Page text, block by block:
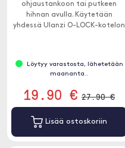
ohjaustankoon tai putkeen
hihnan avulla. Käytetään
yhdessä Ulanzi O-LOCK-kotelon
Löytyy varastosta, lähetetään
maananta..
19.90 € 27.90 €
Lisää ostoskoriin